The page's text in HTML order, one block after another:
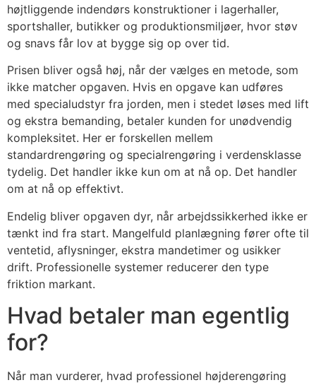
højtliggende indendørs konstruktioner i lagerhaller,
sportshaller, butikker og produktionsmiljøer, hvor støv
og snavs får lov at bygge sig op over tid.
Prisen bliver også høj, når der vælges en metode, som
ikke matcher opgaven. Hvis en opgave kan udføres
med specialudstyr fra jorden, men i stedet løses med lift
og ekstra bemanding, betaler kunden for unødvendig
kompleksitet. Her er forskellen mellem
standardrengøring og specialrengøring i verdensklasse
tydelig. Det handler ikke kun om at nå op. Det handler
om at nå op effektivt.
Endelig bliver opgaven dyr, når arbejdssikkerhed ikke er
tænkt ind fra start. Mangelfuld planlægning fører ofte til
ventetid, aflysninger, ekstra mandetimer og usikker
drift. Professionelle systemer reducerer den type
friktion markant.
Hvad betaler man egentlig
for?
Når man vurderer, hvad professionel højderengøring